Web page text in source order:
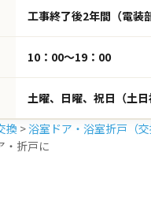
工事終了後2年間（電装
10：00～19：00
土曜、日曜、祝日（土
換 > 浴室ドア・浴室折戸（交
・折戸に